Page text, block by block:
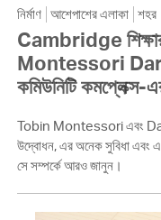
নির্মাণ আশেপাশের এলাকা শহর
Cambridge
Montessori
কমিউনিটি কমপ্লেক্স-
Tobin Montessori এবং
উদ্বোধন, এর অনেক সুবিধা এবং
সে সম্পর্কে আরও জানুন।